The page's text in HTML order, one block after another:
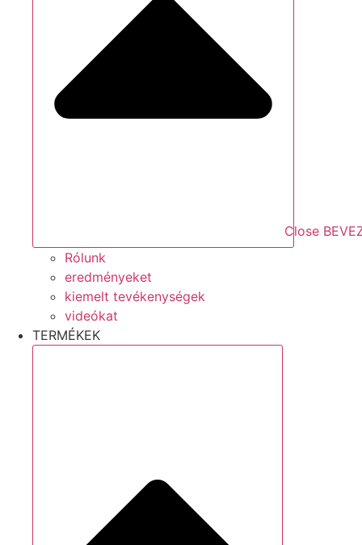
Close
Rólunk
eredményeket
kiemelt tevékenységek
videókat
TERMÉKEK